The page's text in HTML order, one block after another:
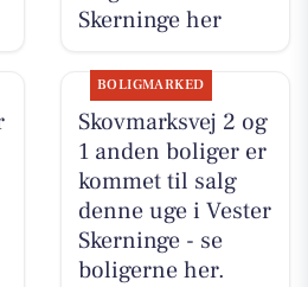
Skerninge her
BOLIGMARKED
Skovmarksvej 2 og
1 anden boliger er
kommet til salg
denne uge i Vester
Skerninge - se
boligerne her.